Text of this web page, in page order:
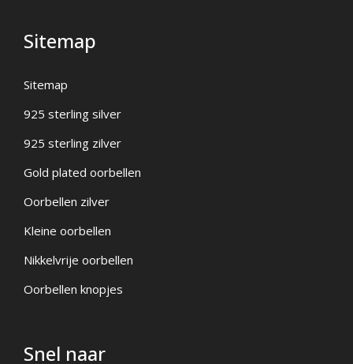
Sitemap
Sitemap
925 sterling silver
925 sterling zilver
Gold plated oorbellen
Oorbellen zilver
Kleine oorbellen
Nikkelvrije oorbellen
Oorbellen knopjes
Snel naar